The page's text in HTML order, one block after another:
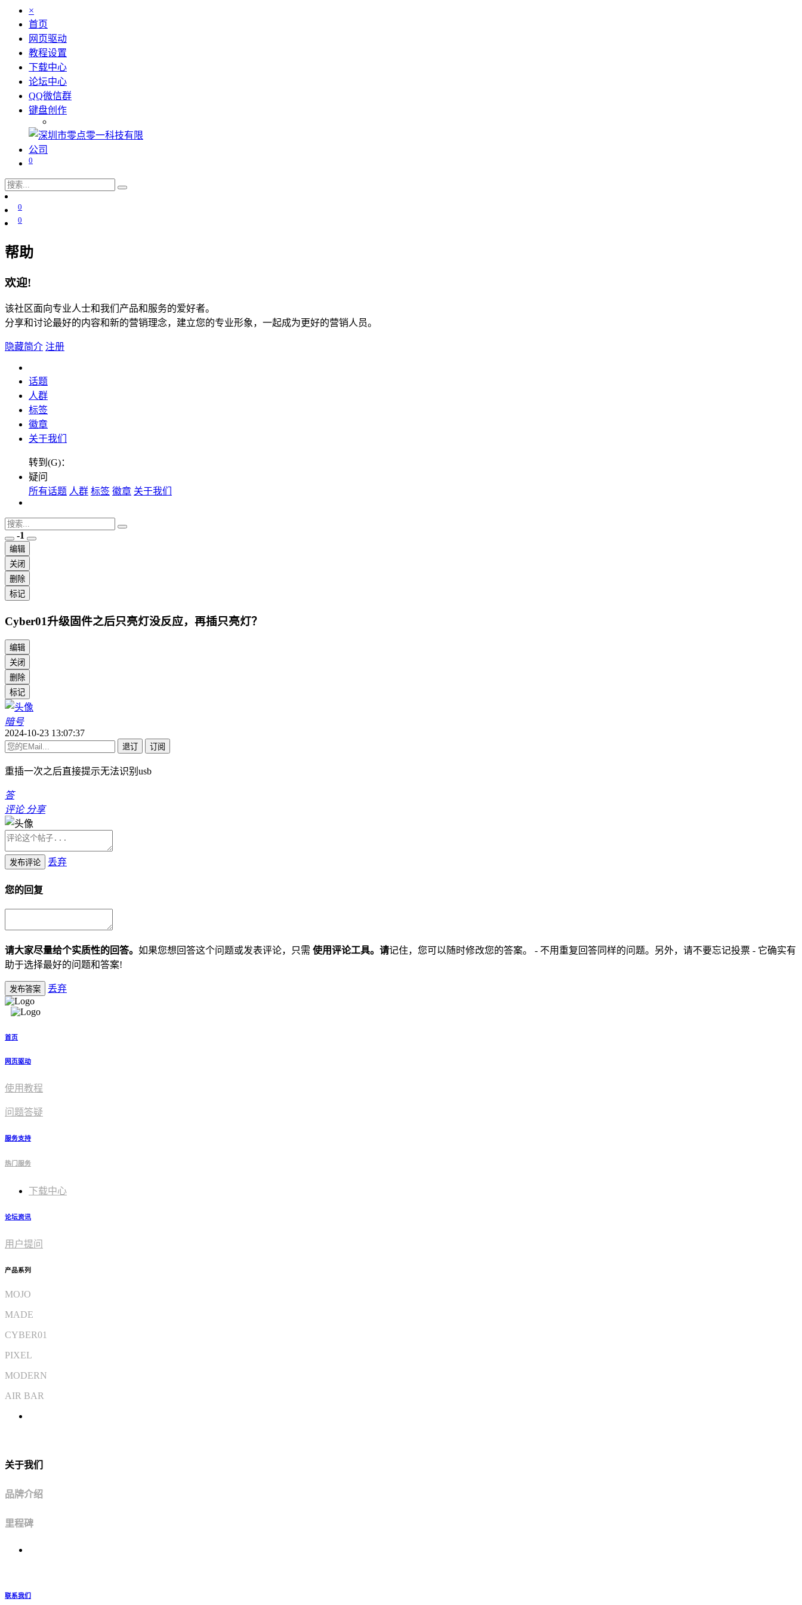
×
首页
网页驱动
教程设置
下载中心
论坛中心
QQ微信群
键盘创作
0
0
0
帮助
欢迎!
该社区面向专业人士和我们产品和服务的爱好者。
分享和讨论最好的内容和新的营销理念，建立您的专业形象，一起成为更好的营销人员。
隐藏简介 注册
话题
人群
标签
徽章
关于我们
转到(G)：
疑问
所有话题 人群 标签 徽章 关于我们
-1
编辑
关闭
删除
标记
Cyber01升级固件之后只亮灯没反应，再插只亮灯？
编辑
关闭
删除
标记
暗号
2024-10-23 13:07:37
退订 订阅
重插一次之后直接提示无法识别usb
答
评论 分享
发布评论 丢弃
您的回复
请大家尽量给个实质性的回答。 如果您想回答这个问题或发表评论，只需 使用评论工具。请记住，您可以随时修改您的答案。 - 不用重复回答同样的问题。另外，请不要忘记投票 - 它确实有
助于选择最好的问题和答案!
发布答案 丢弃
首页
网页驱动
使用教程​
问题答疑
服务支持
热门服务
下载中心
论坛资讯
用户提问
产品系列
MOJO
MADE
CYBER01
PIXEL
MODERN
AIR BAR
关于我们
品牌介绍
里程碑
联系我们